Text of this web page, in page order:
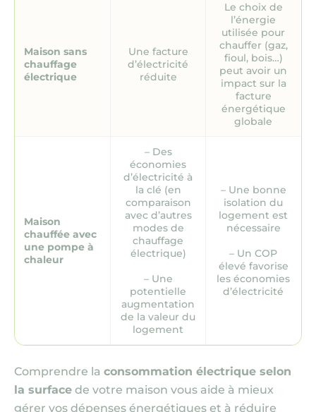
Maison sans
chauffage
électrique
Une facture
d’électricité
réduite
Le choix de
l’énergie
utilisée pour
chauffer (gaz,
fioul, bois…)
peut avoir un
impact sur la
facture
énergétique
globale
Maison
chauffée avec
une pompe à
chaleur
– Des
économies
d’électricité à
la clé (en
comparaison
avec d’autres
modes de
chauffage
électrique)
– Une
potentielle
augmentation
de la valeur du
logement
– Une bonne
isolation du
logement est
nécessaire
– Un COP
élevé favorise
les économies
d’électricité
Comprendre la consommation électrique selon
la surface de votre maison vous aide à mieux
gérer vos dépenses énergétiques et à réduire